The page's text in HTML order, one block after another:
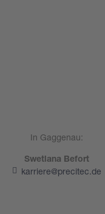
In Gaggenau:
Swetlana Befort
karriere@precitec.de